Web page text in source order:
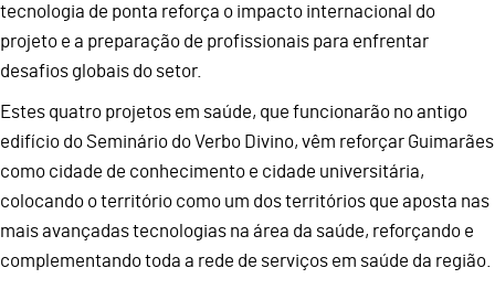
tecnologia de ponta reforça o impacto internacional do
projeto e a preparação de profissionais para enfrentar
desafios globais do setor.
Estes quatro projetos em saúde, que funcionarão no antigo
edifício do Seminário do Verbo Divino, vêm reforçar Guimarães
como cidade de conhecimento e cidade universitária,
colocando o território como um dos territórios que aposta nas
mais avançadas tecnologias na área da saúde, reforçando e
complementando toda a rede de serviços em saúde da região.